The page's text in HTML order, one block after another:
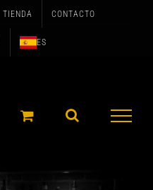
TIENDA CONTACTO
ES